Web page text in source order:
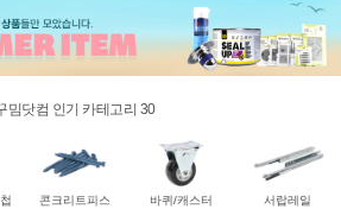
밈닷컴 인기 카테고리 30
콘크리트피스 바퀴/캐스터 서랍레일